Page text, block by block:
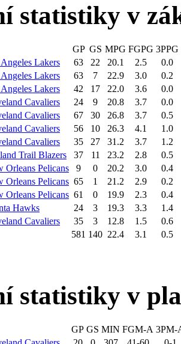
statistiky v
GP GS MPG FGPG 3PPG
Lakers 63 22 20.1 2.5
0.0
Lakers 63 7 22.9 3.0
0.2
Lakers 42 17 22.0 3.6
0.0
Cavaliers 24 9 20.8 3.7
0.0
Cavaliers 67 30 26.8 3.7
0.5
Cavaliers 56 10 26.3 4.1
1.0
Cavaliers 35 27 31.2 3.7
1.2
Trail Blazers 37 11 23.2 2.8
0.5
Orleans Pelicans 9 0 20.2 3.0
0.4
Orleans Pelicans 65 1 21.2 2.9
0.2
Orleans Pelicans 61 0 19.9 2.3
0.4
Hawks 24 3 19.3 3.3
1.4
Cavaliers 35 3 12.8 1.5
0.6
581 140 22.4 3.1 0.5
statistiky v
GP GS MIN FGM-A 3PM-